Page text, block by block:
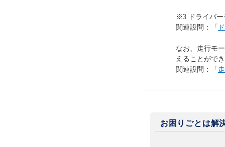
※3 ドライバー
関連設問：「
なお、走行モ
えることがで
関連設問：「
お困りごとは解